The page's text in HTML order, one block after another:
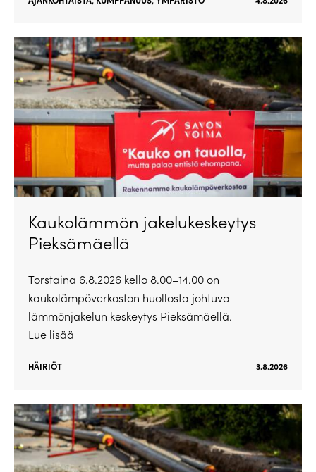
Kaukolämmön jakelukeskeytys
Pieksämäellä
Torstaina 6.8.2026 kello 8.00–14.00 on
kaukolämpöverkoston huollosta johtuva
lämmönjakelun keskeytys Pieksämäellä.
Lue lisää
HÄIRIÖT 3.8.2026